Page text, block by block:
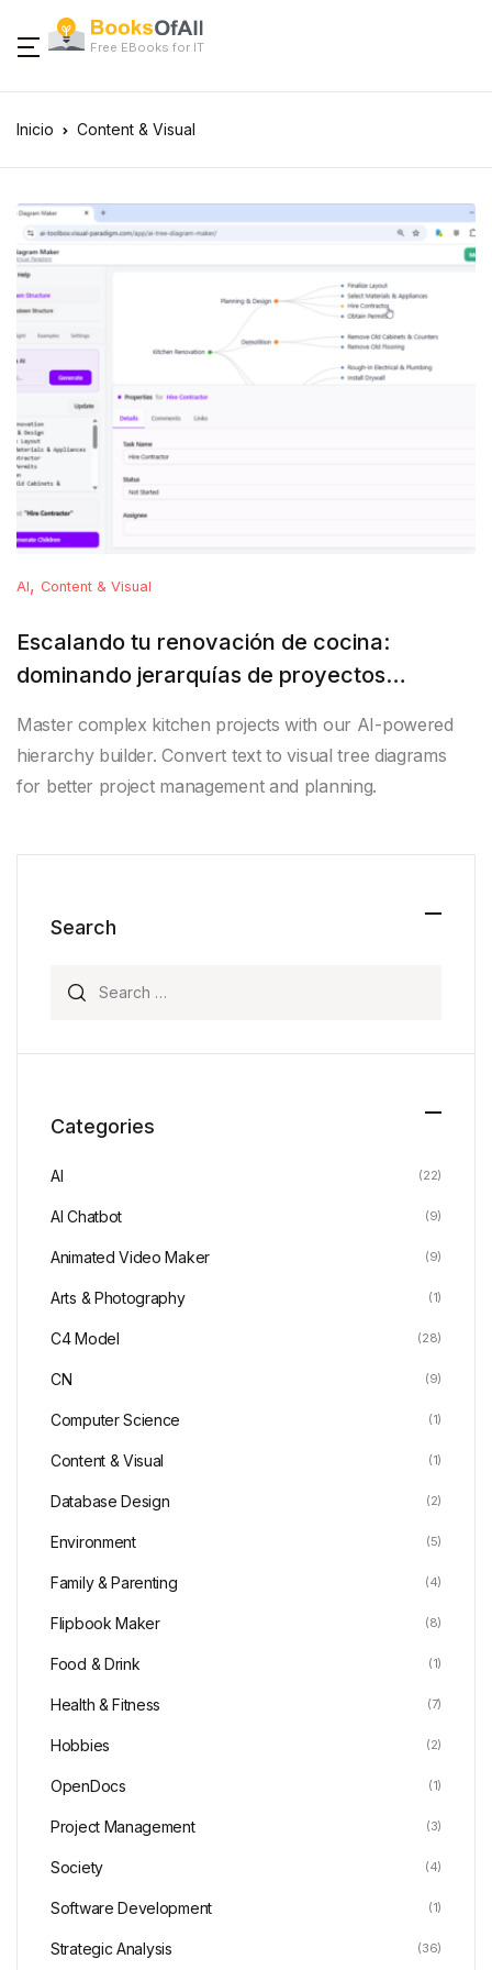
Free EBooks for IT
Inicio Content & Visual
AI, Content & Visual
Escalando tu renovación de cocina:
dominando jerarquías de proyectos
de árbol impulsada por IA
Master complex kitchen projects with our AI-powered
hierarchy builder. Convert text to visual tree diagrams
for better project management and planning.
Search
Categories
AI (22)
AI Chatbot (9)
Animated Video Maker (9)
Arts & Photography (1)
C4 Model (28)
CN (9)
Computer Science (1)
Content & Visual (1)
Database Design (2)
Environment (5)
Family & Parenting (4)
Flipbook Maker (8)
Food & Drink (1)
Health & Fitness (7)
Hobbies (2)
OpenDocs (1)
Project Management (3)
Society (4)
Software Development (1)
Strategic Analysis (36)